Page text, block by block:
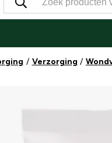
Verzorging